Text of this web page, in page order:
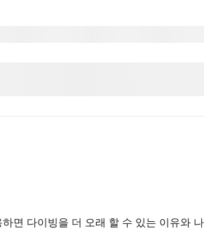
면 다이빙을 더 오래 할 수 있는 이유와